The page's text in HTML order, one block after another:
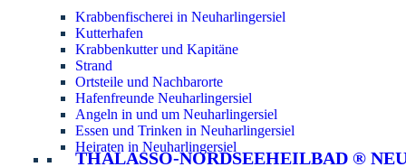
Krabbenfischerei in Neuharlingersiel
Kutterhafen
Krabbenkutter und Kapitäne
Strand
Ortsteile und Nachbarorte
Hafenfreunde Neuharlingersiel
Angeln in und um Neuharlingersiel
Essen und Trinken in Neuharlingersiel
Heiraten in Neuharlingersiel
THALASSO-NORDSEEHEILBAD ®